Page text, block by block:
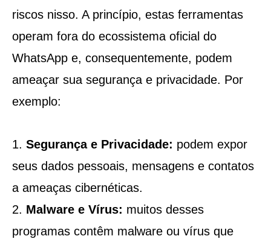
riscos nisso. A princípio, estas ferramentas
operam fora do ecossistema oficial do
WhatsApp e, consequentemente, podem
ameaçar sua segurança e privacidade. Por
exemplo:
Segurança e Privacidade: podem expor
seus dados pessoais, mensagens e contatos
a ameaças cibernéticas.
Malware e Vírus: muitos desses
programas contêm malware ou vírus que